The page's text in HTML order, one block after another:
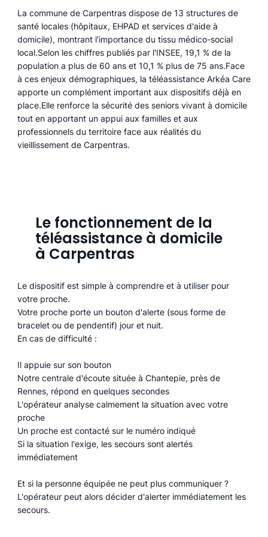
La commune de Carpentras dispose de 13 structures de
santé locales (hôpitaux, EHPAD et services d'aide à
domicile), montrant l'importance du tissu médico-social
local.Selon les chiffres publiés par l'INSEE, 19,1 % de la
population a plus de 60 ans et 10,1 % plus de 75 ans.Face
à ces enjeux démographiques, la téléassistance Arkéa Care
apporte un complément important aux dispositifs déjà en
place.Elle renforce la sécurité des seniors vivant à domicile
tout en apportant un appui aux familles et aux
professionnels du territoire face aux réalités du
vieillissement de Carpentras.
Le fonctionnement de la
téléassistance à domicile
à Carpentras
Le dispositif est simple à comprendre et à utiliser pour
votre proche.
Votre proche porte un bouton d'alerte (sous forme de
bracelet ou de pendentif) jour et nuit.
En cas de difficulté :
Il appuie sur son bouton
Notre centrale d'écoute située à Chantepie, près de
Rennes, répond en quelques secondes
L'opérateur analyse calmement la situation avec votre
proche
Un proche est contacté sur le numéro indiqué
Si la situation l'exige, les secours sont alertés
immédiatement
Et si la personne équipée ne peut plus communiquer ?
L'opérateur peut alors décider d'alerter immédiatement les
secours.